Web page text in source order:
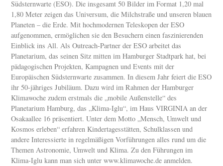
Südsternwarte (ESO). Die insgesamt 50 Bilder im Format 1,20 mal
1,80 Meter zeigen das Universum, die Milchstraße und unseren blauen
Planeten – die Erde. Mit hochmodernen Teleskopen der ESO
aufgenommen, ermöglichen sie den Besuchern einen faszinierenden
Einblick ins All. Als Outreach-Partner der ESO arbeitet das
Planetarium, das seinen Sitz mitten im Hamburger Stadtpark hat, bei
pädagogischen Projekten, Kampagnen und Events mit der
Europäischen Südsternwarte zusammen. In diesem Jahr feiert die ESO
ihr 50-jähriges Jubiläum. Dazu wird im Rahmen der Hamburger
Klimawoche zudem erstmals die „mobile Außenstelle“ des
Planetarium Hamburg, das „Klima-Iglu“, im Haus VIRGINIA an der
Osakaallee 16 präsentiert. Unter dem Motto „Mensch, Umwelt und
Kosmos erleben“ erfahren Kindertagesstätten, Schulklassen und
andere Interessierte in regelmäßigen Vorführungen alles rund um die
Themen Astronomie, Umwelt und Klima. Zu den Führungen im
Klima-Iglu kann man sich unter www.klimawoche.de anmelden.